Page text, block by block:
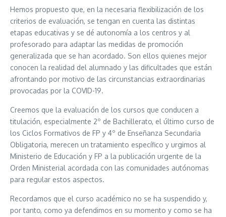
Hemos propuesto que, en la necesaria flexibilización de los
criterios de evaluación, se tengan en cuenta las distintas
etapas educativas y se dé autonomía a los centros y al
profesorado para adaptar las medidas de promoción
generalizada que se han acordado. Son ellos quienes mejor
conocen la realidad del alumnado y las dificultades que están
afrontando por motivo de las circunstancias extraordinarias
provocadas por la COVID-19.
Creemos que la evaluación de los cursos que conducen a
titulación, especialmente 2º de Bachillerato, el último curso de
los Ciclos Formativos de FP y 4º de Enseñanza Secundaria
Obligatoria, merecen un tratamiento específico y urgimos al
Ministerio de Educación y FP a la publicación urgente de la
Orden Ministerial acordada con las comunidades autónomas
para regular estos aspectos.
Recordamos que el curso académico no se ha suspendido y,
por tanto, como ya defendimos en su momento y como se ha